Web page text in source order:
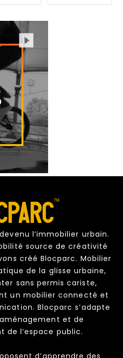
l’immobilier urbain.
source de créativité
créé Blocparc. Mobilier
de la glisse urbaine,
sans permis cariste,
un mobilier connecté et
Blocparc s’adapte
et de
de l’espace public.